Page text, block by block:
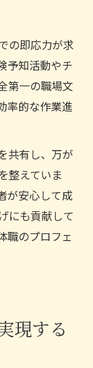
の即応力が求
予知活動やチ
第一の職場文
率的な作業進
共有し、万が
整えていま
が安心して成
にも貢献して
職のプロフェ
現する